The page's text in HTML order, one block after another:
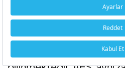
mevcut kapasitesi göz
bulundurulduğunda, bu
teknolojisinin brute force
saldırılarına karşı